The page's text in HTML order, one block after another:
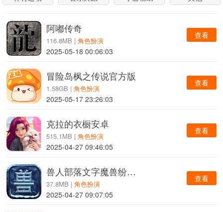
阿嘟传奇
116.8MB |角色扮演
查看
2025-05-18 00:06:03
冒险岛枫之传说官方版
1.58GB |角色扮演
查看
2025-05-17 23:26:03
克拉的衣橱安卓
515.1MB |角色扮演
查看
2025-04-27 09:46:05
兽人部落文字魔兽纷争安卓版
37.8MB |角色扮演
查看
2025-04-27 09:07:05